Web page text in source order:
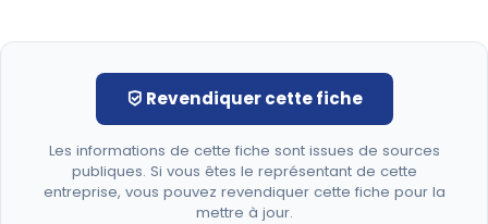
Revendiquer cette fiche
Les informations de cette fiche sont issues de sources
publiques. Si vous êtes le représentant de cette
entreprise, vous pouvez revendiquer cette fiche pour la
mettre à jour.